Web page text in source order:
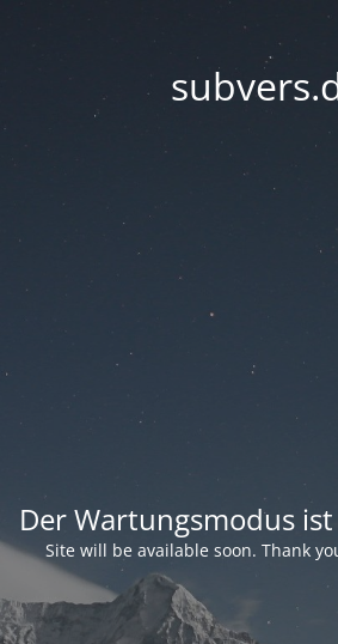
Der Wartungsmodus
Site will be available soon. Thank